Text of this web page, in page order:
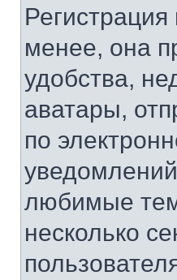
менее, она
удобства,
аватары,
по
любимые
несколько